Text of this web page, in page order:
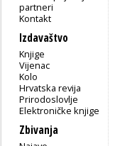
partneri
Kontakt
Izdavaštvo
Knjige
Vijenac
Kolo
Hrvatska revija
Prirodoslovlje
Elektroničke knjige
Zbivanja